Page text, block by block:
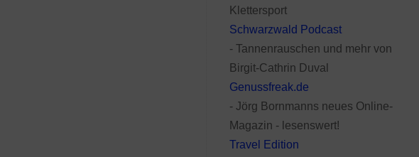
Klettersport
Schwarzwald Podcast
- Tannenrauschen und mehr von
Birgit-Cathrin Duval
Genussfreak.de
- Jörg Bornmanns neues Online-
Magazin - lesenswert!
Travel Edition